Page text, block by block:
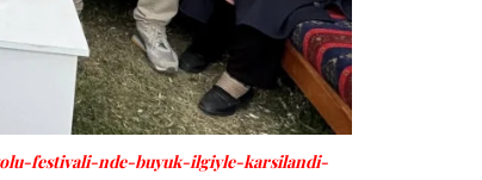
festivali-nde-buyuk-ilgiyle-karsilandi-